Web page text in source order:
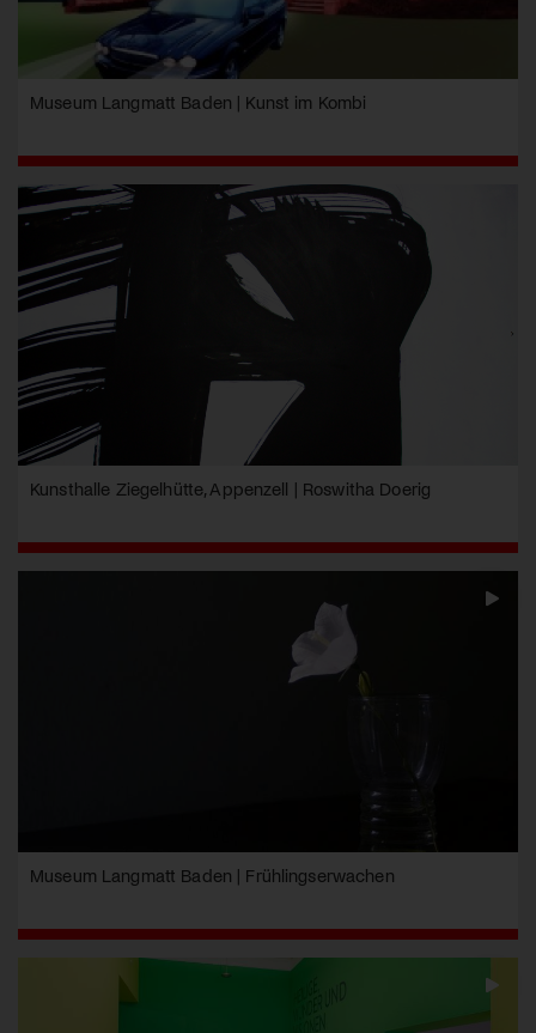
Museum Langmatt Baden | Kunst im Kombi
Kunsthalle Ziegelhütte, Appenzell | Roswitha Doerig
Museum Langmatt Baden | Frühlingserwachen